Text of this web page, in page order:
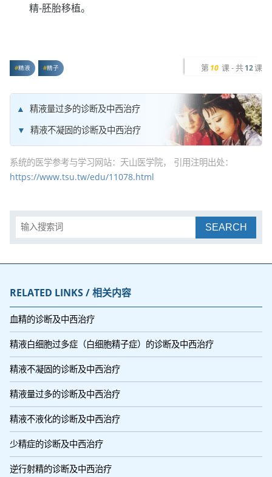
精-胚胎移植。
精液 精子 第 10 课 - 共 12课
精液量过多的诊断及中西治疗
精液不凝固的诊断及中西治疗
系统的医学参考与学习网站：天山医学院， 引用注明出处：
https://www.tsu.tw/edu/11078.html
SEARCH
RELATED LINKS / 相关内容
血精的诊断及中西治疗
精液白细胞过多症（白细胞精子症）的诊断及中西治疗
精液不凝固的诊断及中西治疗
精液量过多的诊断及中西治疗
精液不液化的诊断及中西治疗
少精症的诊断及中西治疗
逆行射精的诊断及中西治疗